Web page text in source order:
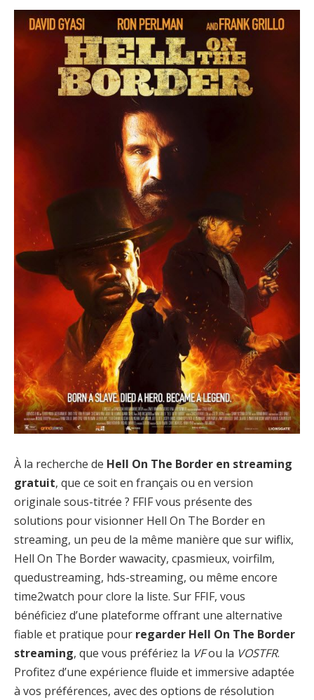
À la recherche de Hell On The Border en streaming
gratuit, que ce soit en français ou en version
originale sous-titrée ? FFIF vous présente des
solutions pour visionner Hell On The Border en
streaming, un peu de la même manière que sur wiflix,
Hell On The Border wawacity, cpasmieux, voirfilm,
quedustreaming, hds-streaming, ou même encore
time2watch pour clore la liste. Sur FFIF, vous
bénéficiez d’une plateforme offrant une alternative
fiable et pratique pour regarder Hell On The Border
streaming, que vous préfériez la VFou la VOSTFR.
Profitez d’une expérience fluide et immersive adaptée
à vos préférences, avec des options de résolution